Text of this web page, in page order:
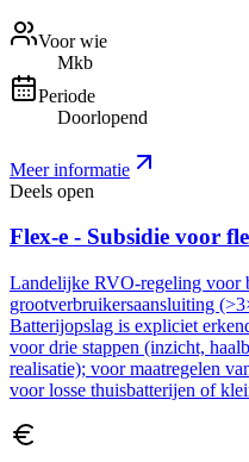
Voor wie
Mkb
Periode
Doorlopend
Meer informatie
Deels open
Flex-e - Subsidie voor
Landelijke RVO-regeling voor
grootverbruikersaansluiting
Batterijopslag is expliciet
voor drie stappen (inzicht,
realisatie); voor maatregelen
voor losse thuisbatterijen of